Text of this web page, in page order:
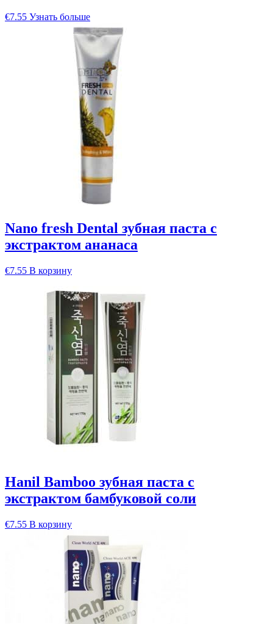
€7.55 Узнать больше
Nano fresh Dental зубная паста с
экстрактом ананаса
€7.55 В корзину
Hanil Bamboo зубная паста с
экстрактом бамбуковой соли
€7.55 В корзину